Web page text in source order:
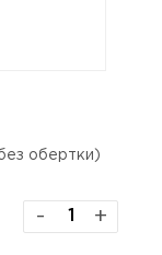
обертки)
- +